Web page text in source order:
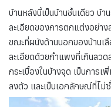
บ้านหลังนี้เป็นบ้านชั้นเดียว บ้
ละเอียดของการตกแต่งอย่า
ขณะที่ผนังด้านนอกของบ้านเลื
ละเอียดด้วยกำแพงที่เกินลว
กระเบื้องในบ้างจุด เป็นการ
ลงตัว และเป็นเอกลักษณ์ที่ไม่